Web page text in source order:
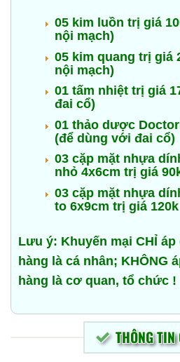
05 kim luồn trị giá
nội mạch)
05 kim quang trị giá
nội mạch)
01 tấm nhiệt trị giá
đai cổ)
01 thảo dược
(để dùng với đai cổ)
03 cặp mặt nhựa
nhỏ 4x6cm trị giá
03 cặp mặt nhựa
to 6x9cm trị giá 120k
Lưu ý: Khuyến mại CHỈ
hàng là cá nhân; KHÔNG
hàng là cơ quan, tổ chức !
THÔNG TIN